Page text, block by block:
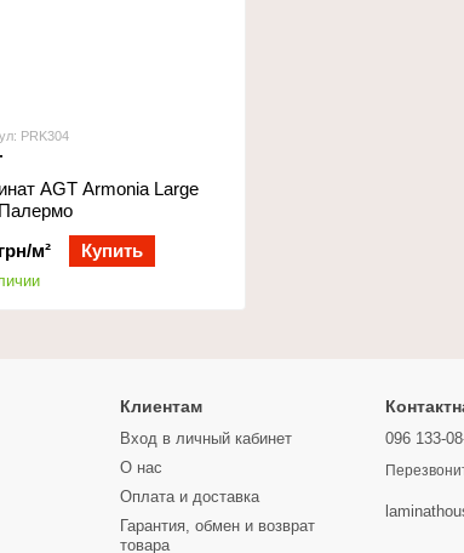
PRK304
AGT Armonia Large
м²
Купить
Клиентам
Вход в личный кабинет
О нас
Оплата и доставка
Гарантия, обмен и возврат
товара
096 133-